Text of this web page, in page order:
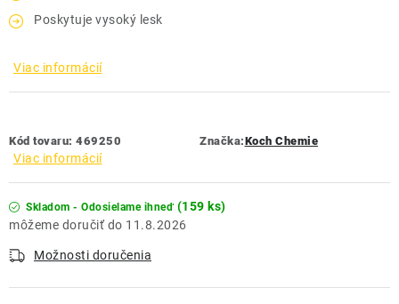
Poskytuje vysoký lesk
Viac informácií
Kód tovaru: 469250 Značka:Koch Chemie
Viac informácií
Skladom - Odosielame ihneď (159 ks)
11.8.2026
Možnosti doručenia